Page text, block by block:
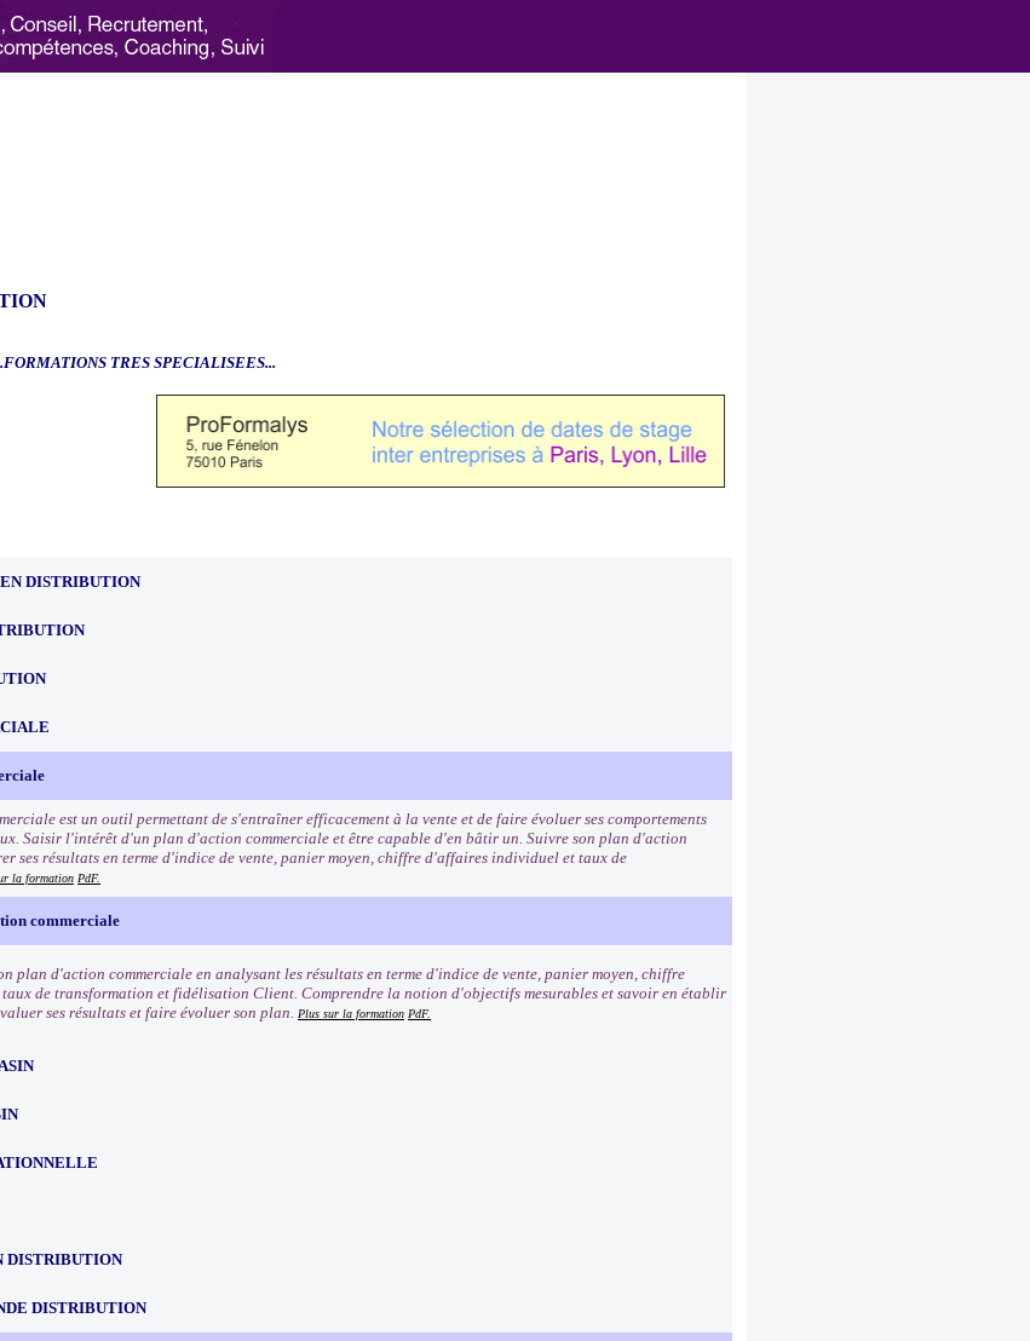
TRES SPECIALISEES...
DISTRIBUTION
est un outil permettant de s'entraîner efficacement à la vente et de faire évoluer ses comportements
Saisir l'intérêt d'un plan d'action commerciale et être capable d'en bâtir un. Suivre son plan d'action
ses résultats en terme d'indice de vente, panier moyen, chiffre d'affaires individuel et taux de
la formation PdF.
commerciale
plan d'action commerciale en analysant les résultats en terme d'indice de vente, panier moyen, chiffre
de transformation et fidélisation Client. Comprendre la notion d'objectifs mesurables et savoir en établir
ses résultats et faire évoluer son plan. Plus sur la formation PdF.
DISTRIBUTION
DISTRIBUTION